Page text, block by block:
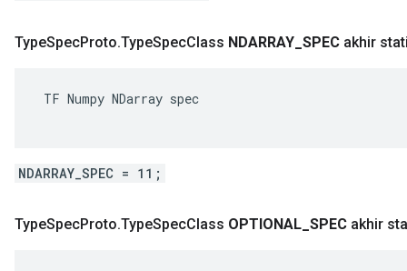
TypeSpecProto.TypeSpecClass NDARRAY SPEC akhir
TF Numpy NDarray spec
NDARRAY_SPEC = 11;
TypeSpecProto.TypeSpecClass OPTIONAL SPEC akhir